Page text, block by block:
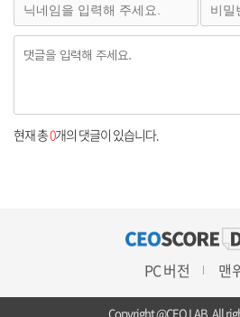
현재 총0개의 댓글이 있습니다.
PC 버전 맨
Copyright @CEO LAB. All